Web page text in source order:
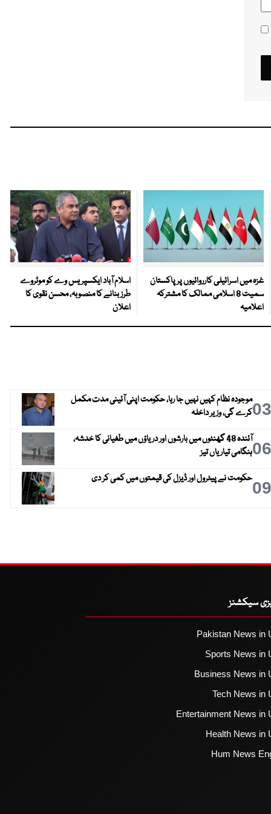
غزہ میں اسرائیلی کارروائیوں پر پاکستان
سمیت 8 اسلامی ممالک کا مشترکہ
اعلامیہ
اسلام آباد ایکسپریس وے کو موٹروے
طرز بنانے کا منصوبہ، محسن نقوی کا
اعلان
03موجودہ نظام کہیں نہیں جا رہا، حکومت اپنی آئینی مدت مکمل
کرے گی، وزیر داخلہ
06
آئندہ 48 گھنٹوں میں بارشوں اور دریاؤں میں طغیانی کا خدشہ،
ہنگامی تیاریاں تیز
09حکومت نے پیٹرول اور ڈیزل کی قیمتوں میں کمی کر دی
سیکشنز
Pakistan News in
Sports News in
Business News in
Tech News in
Entertainment News in
Health News in
Hum News